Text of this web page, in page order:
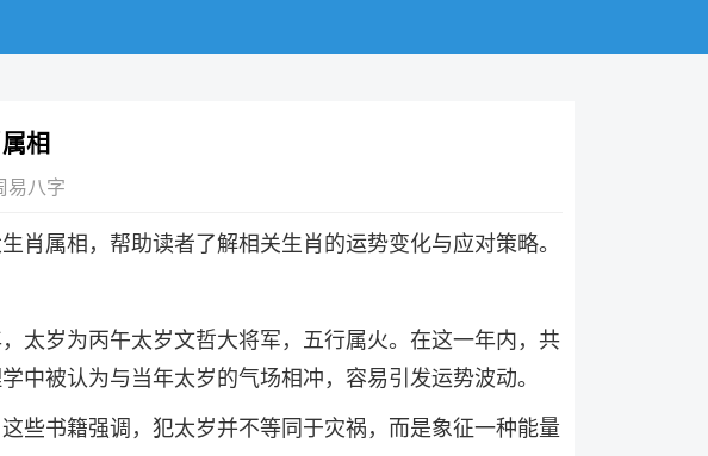
相
易八字
肖属相，帮助读者了解相关生肖的运势变化与应对策略。
太岁为丙午太岁文哲大将军，五行属火。在这一年内，共
中被认为与当年太岁的气场相冲，容易引发运势波动。
些书籍强调，犯太岁并不等同于灾祸，而是象征一种能量